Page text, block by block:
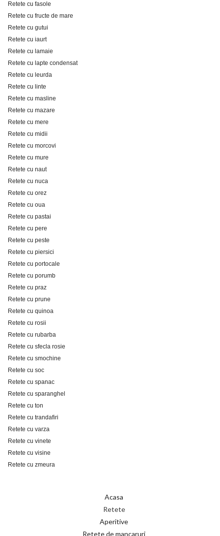
Retete cu fasole
Retete cu fructe de mare
Retete cu gutui
Retete cu iaurt
Retete cu lamaie
Retete cu lapte condensat
Retete cu leurda
Retete cu linte
Retete cu masline
Retete cu mazare
Retete cu mere
Retete cu midii
Retete cu morcovi
Retete cu mure
Retete cu naut
Retete cu nuca
Retete cu orez
Retete cu oua
Retete cu pastai
Retete cu pere
Retete cu peste
Retete cu piersici
Retete cu portocale
Retete cu porumb
Retete cu praz
Retete cu prune
Retete cu quinoa
Retete cu rosii
Retete cu rubarba
Retete cu sfecla rosie
Retete cu smochine
Retete cu soc
Retete cu spanac
Retete cu sparanghel
Retete cu ton
Retete cu trandafiri
Retete cu varza
Retete cu vinete
Retete cu visine
Retete cu zmeura
Acasa
Retete
Aperitive
Retete de mancaruri